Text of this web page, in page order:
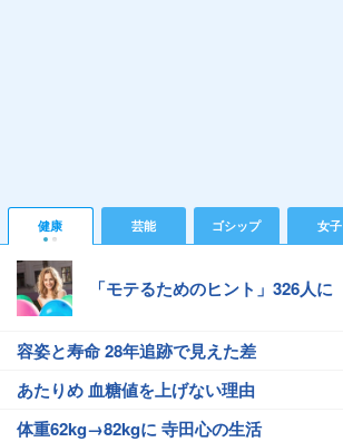
健康 芸能 ゴシップ 女子
「モテるためのヒント」326人に
容姿と寿命 28年追跡で見えた差
あたりめ 血糖値を上げない理由
体重62kg→82kgに 寺田心の生活